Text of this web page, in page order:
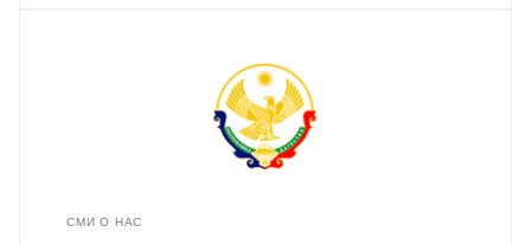
СМИ О НАС